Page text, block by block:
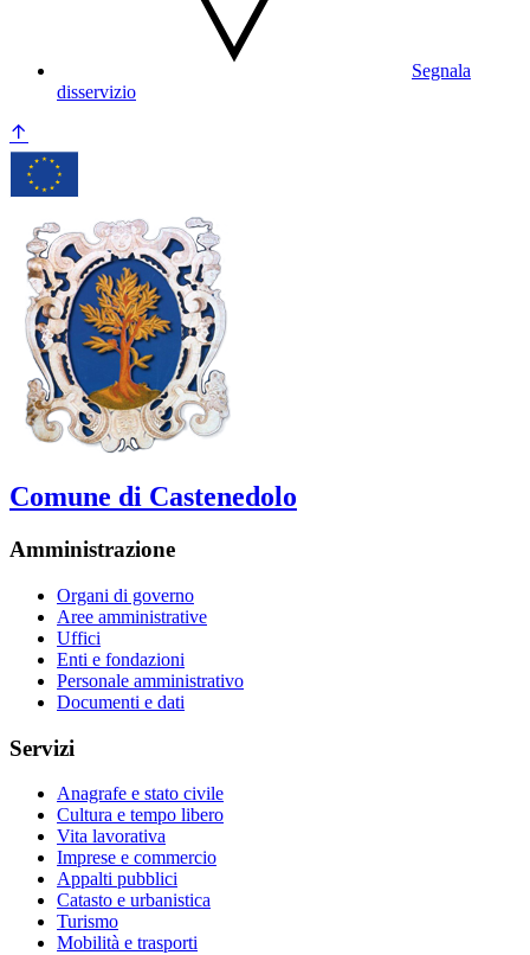
Segnala
disservizio
Comune di Castenedolo
Amministrazione
Organi di governo
Aree amministrative
Uffici
Enti e fondazioni
Personale amministrativo
Documenti e dati
Servizi
Anagrafe e stato civile
Cultura e tempo libero
Vita lavorativa
Imprese e commercio
Appalti pubblici
Catasto e urbanistica
Turismo
Mobilità e trasporti